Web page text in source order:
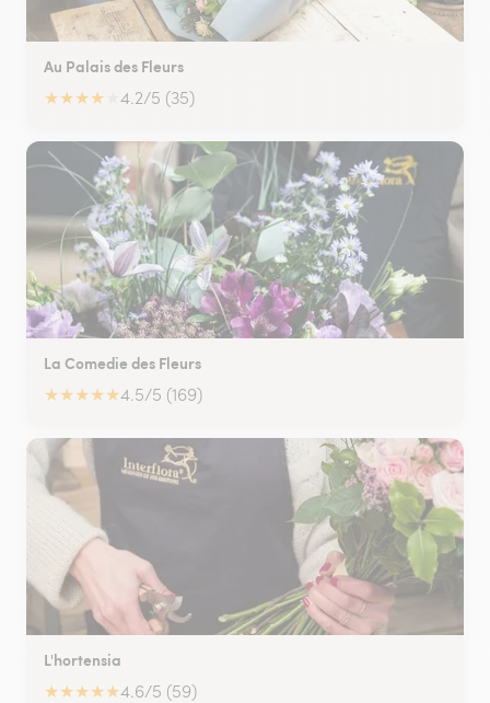
Au Palais des Fleurs
★★★★ 4.2/5 (35)
La Comedie des Fleurs
★★★★★4.5/5 (169)
L'hortensia
★★★★★4.6/5 (59)